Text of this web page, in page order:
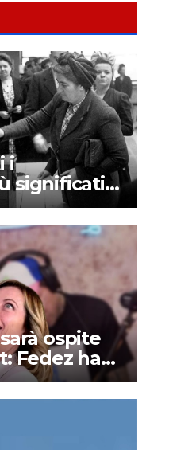
i
significativi
ospite
Fedez ha
la